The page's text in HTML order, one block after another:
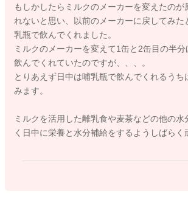
などにミルクを飲ませてあげる方法でも問題
また、10か月頃はまだミルクも大切ですが、
ルクに頼る時期ではなく、離乳食と合わせて
時期です。
夜間授乳についても、無理に続ける必要はあ
食事やミルクで補っていく考え方で大丈夫で
もしかしたらミルクのメーカーを変えたのが
れないと思い、以前のメーカーに戻してみた
乳瓶で飲んでくれました。
ミルクのメーカーを変えて1缶と2缶目の半分
飲んでくれていたのですが、、、。
とりあえず日中は哺乳瓶で飲んでくれるうち
みます。
ミルクを活用した離乳食や麦茶などの他の水
く日中に栄養と水分補給をするようしばらく